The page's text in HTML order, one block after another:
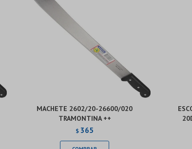
MACHETE 2602/20-26600/020
TRAMONTINA ++
$ 365